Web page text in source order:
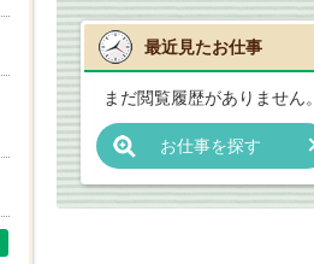
最近見たお仕事
まだ閲覧履歴がありません。
お仕事を探す